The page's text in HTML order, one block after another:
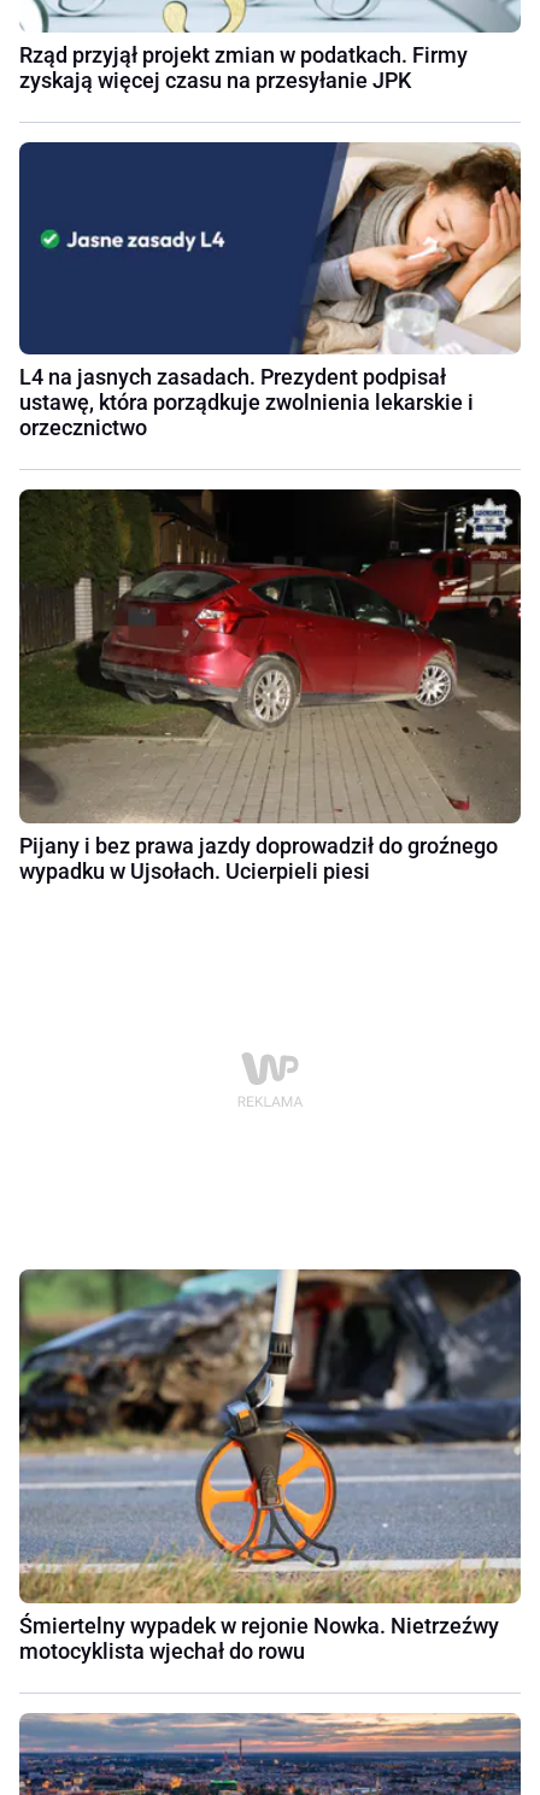
Rząd przyjął projekt zmian w podatkach. Firmy
zyskają więcej czasu na przesyłanie JPK
L4 na jasnych zasadach. Prezydent podpisał
ustawę, która porządkuje zwolnienia lekarskie i
orzecznictwo
Pijany i bez prawa jazdy doprowadził do groźnego
wypadku w Ujsołach. Ucierpieli piesi
Śmiertelny wypadek w rejonie Nowka. Nietrzeźwy
motocyklista wjechał do rowu